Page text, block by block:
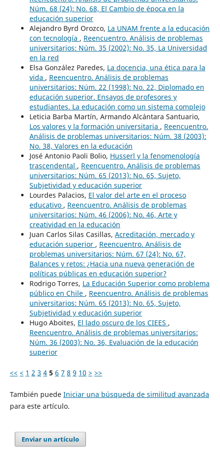
Núm. 68 (24): No. 68, El Cambio de época en la
educación superior
Alejandro Byrd Orozco, La UNAM frente a la educación
con tecnología , Reencuentro. Análisis de problemas
universitarios: Núm. 35 (2002): No. 35, La Universidad
en la red
Elsa González Paredes, La docencia, una ética para la
vida , Reencuentro. Análisis de problemas
universitarios: Núm. 22 (1998): No. 22, Diplomado en
educación superior. Ensayos de profesores y
estudiantes. La educación como un sistema complejo
Leticia Barba Martín, Armando Alcántara Santuario,
Los valores y la formación universitaria , Reencuentro.
Análisis de problemas universitarios: Núm. 38 (2003):
No. 38, Valores en la educación
José Antonio Paoli Bolio, Husserl y la fenomenología
trascendental , Reencuentro. Análisis de problemas
universitarios: Núm. 65 (2013): No. 65, Sujeto,
Subjetividad y educación superior
Lourdes Palacios, El valor del arte en el proceso
educativo , Reencuentro. Análisis de problemas
universitarios: Núm. 46 (2006): No. 46, Arte y
creatividad en la educación
Juan Carlos Silas Casillas, Acreditación, mercado y
educación superior , Reencuentro. Análisis de
problemas universitarios: Núm. 67 (24): No. 67,
Balances y retos: ¿Hacia una nueva generación de
políticas públicas en educación superior?
Rodrigo Torres, La Educación Superior como problema
público en Chile , Reencuentro. Análisis de problemas
universitarios: Núm. 65 (2013): No. 65, Sujeto,
Subjetividad y educación superior
Hugo Aboites, El lado oscuro de los CIEES ,
Reencuentro. Análisis de problemas universitarios:
Núm. 36 (2003): No. 36, Evaluación de la educación
superior
<< < 1 2 3 4 5 6 7 8 9 10 > >>
También puede Iniciar una búsqueda de similitud avanzada
para este artículo.
Enviar un artículo